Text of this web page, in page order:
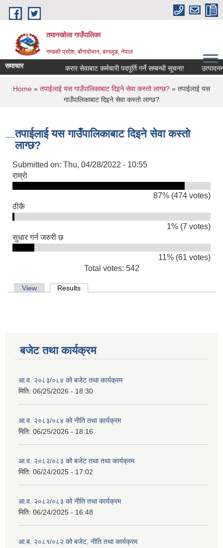
Skip to main content
तमानखोला गाउँपालिका
गण्डकी प्रदेश, बोंगादोभान, बागलुङ, नेपाल
समाचार करार सेवाबाट कर्मचारी पदपूर्ति गर्ने सम्बन्धी सूचना! उत्पादनमा
You are here
Home » तपाईलाई यस गाउँपालिकाबाट दिइने सेवा कस्तो लाग्छ? » तपाईलाई यस
गाउँपालिकाबाट दिइने सेवा कस्तो लाग्छ?
तपाईलाई यस गाउँपालिकाबाट दिइने सेवा कस्तो
लाग्छ?
Submitted on: Thu, 04/28/2022 - 10:55
राम्राे
87% (474 votes)
ठीकै
1% (7 votes)
सुधार गर्न जरुरी छ
11% (61 votes)
Total votes: 542
Primary tabs
View Results
बजेट तथा कार्यक्रम
आ.व. २०८३/०८४ को बजेट तथा कार्यक्रम
मिति: 06/25/2026 - 18:30
आ.व. २०८३/०८४ को नीति तथा कार्यक्रम
मिति: 06/25/2026 - 18:16
आ.व. २०८२/०८३ को बजेट तथा तथा कार्यक्रम
मिति: 06/24/2025 - 17:02
आ.व. २०८२/०८३ को नीति तथा कार्यक्रम
मिति: 06/24/2025 - 16:48
आ.ब. २०८१/०८२ को बजेट, नीति तथा कार्यक्रम